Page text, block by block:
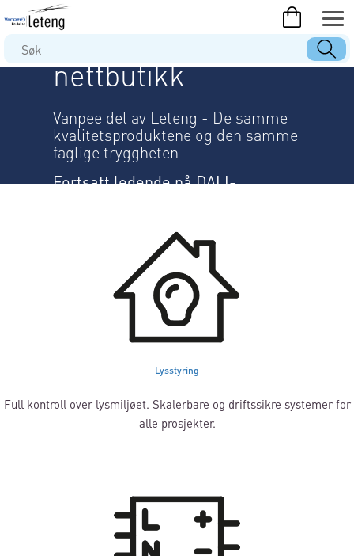
Utforsk vår
nettbutikk
Vanpee del av Leteng - De samme
kvalitetsproduktene og den samme
faglige tryggheten.
Fortsatt ledende på DALI-
Lysstyring
Full kontroll over lysmiljøet. Skalerbare og driftssikre systemer for
alle prosjekter.